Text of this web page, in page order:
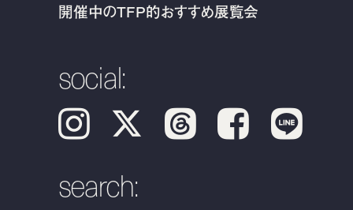
開催中のTFP的おすすめ展覧会
social:
Instagram 𝕏 Threads Facebook LINE
search: